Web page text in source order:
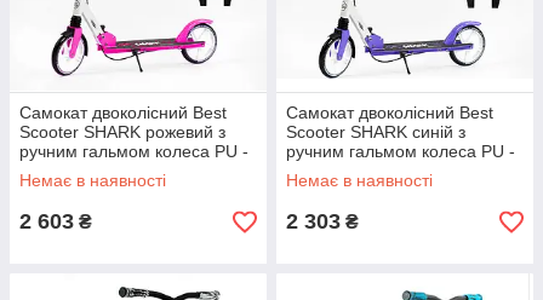
Самокат двоколісний Best
Scooter SHARK рожевий з
ручним гальмом колеса PU -
200мм амортизатор
Немає в наявності
2 603 ₴
Самокат двоколісний Best
Scooter SHARK синій з
ручним гальмом колеса PU -
200мм амортизатор
Немає в наявності
2 303 ₴